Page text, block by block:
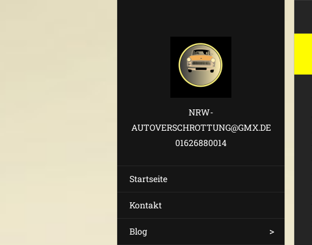
NRW-
AUTOVERSCHROTTUNG@GMX.DE
01626880014
Startseite
Kontakt
Blog